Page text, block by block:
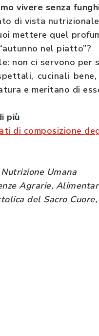
vivere senza
di vista
mettere quel
nel piatto”?
non ci servono
cucinali
e meritano di
più
di composizione
Umana
Agrarie,
del Sacro Cuore,